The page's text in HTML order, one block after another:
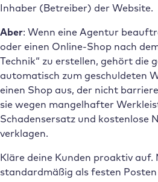
Inhaber (Betreiber) der Website.
Aber: Wenn eine Agentur
oder einen Online-Shop nach
Technik“ zu erstellen, gehört die
automatisch zum geschuldeten
einen Shop aus, der nicht
sie wegen mangelhafter
Schadensersatz und kostenlose
verklagen.
Kläre deine Kunden proaktiv
standardmäßig als festen